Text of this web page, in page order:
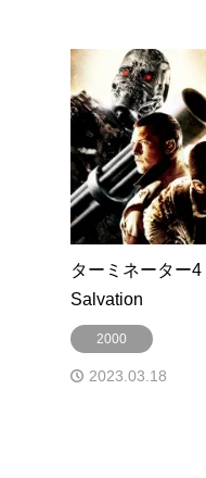
ターミネーター4
Salvation
2000
2023.03.18